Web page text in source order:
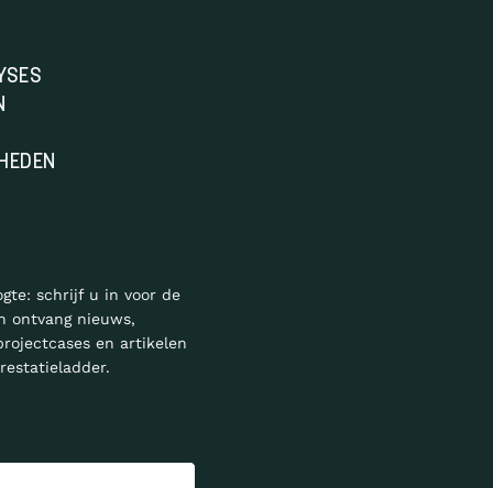
schrijf u in voor de
ontvang nieuws,
en artikelen